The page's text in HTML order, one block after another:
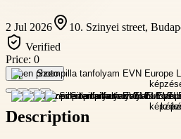
2 Jul 2026
10. Szinyei street,
Verified
Price: 0
Open photo
Description